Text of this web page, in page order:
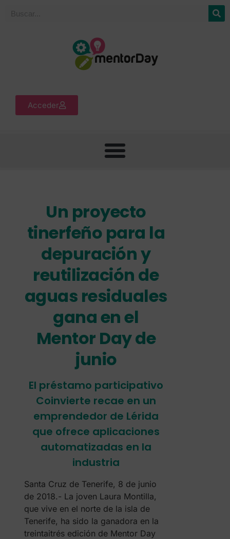
Acceder
Un proyecto
tinerfeño para la
depuración y
reutilización de
aguas residuales
gana en el
Mentor Day de
junio
El préstamo participativo
Coinvierte recae en un
emprendedor de Lérida
que ofrece aplicaciones
automatizadas en la
industria
Santa Cruz de Tenerife, 8 de junio
de 2018.- La joven Laura Montilla,
que vive en el norte de la isla de
Tenerife, ha sido la ganadora en la
treintaitrés edición de Mentor Day